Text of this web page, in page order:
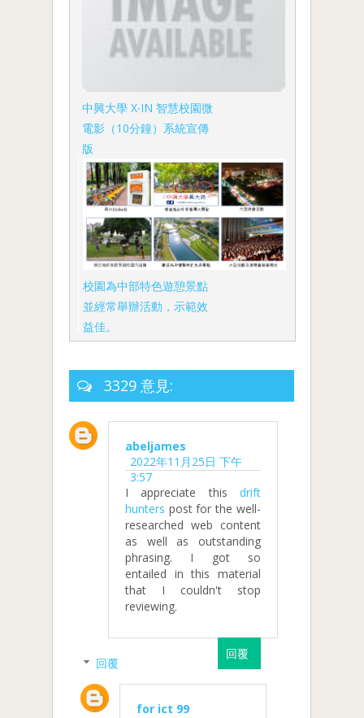
中興大學 X‧IN 智慧校園微
電影（10分鐘）系統宣傳
版
校園為中部特色遊憩景點
並經常舉辦活動，示範效
益佳。
3329 意見:
abeljames
2022年11月25日 下午
3:57
I appreciate this drift
hunters post for the well-
researched web content
as well as outstanding
phrasing. I got so
entailed in this material
that I couldn't stop
reviewing.
回覆
回覆
for ict 99